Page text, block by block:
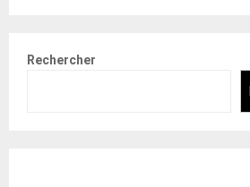
Rechercher